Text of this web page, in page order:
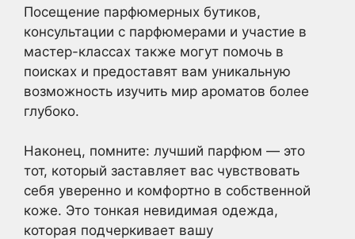
Посещение парфюмерных бутиков,
консультации с парфюмерами и участие в
мастер-классах также могут помочь в
поисках и предоставят вам уникальную
возможность изучить мир ароматов более
глубоко.
Наконец, помните: лучший парфюм — это
тот, который заставляет вас чувствовать
себя уверенно и комфортно в собственной
коже. Это тонкая невидимая одежда,
которая подчеркивает вашу